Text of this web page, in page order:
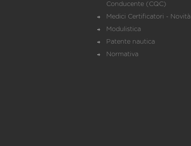
Conducente (CQC)
Medici Certificatori - Novità
Modulistica
Patente nautica
Normativa